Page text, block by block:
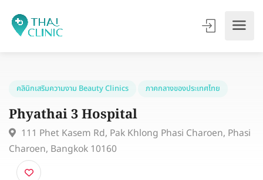
คลินิกเสริมความงาม Beauty Clinics
Phyathai 3 Hospital
111 Phet Kasem Rd, Pak Khlong Phasi Charoen,
Charoen, Bangkok 10160